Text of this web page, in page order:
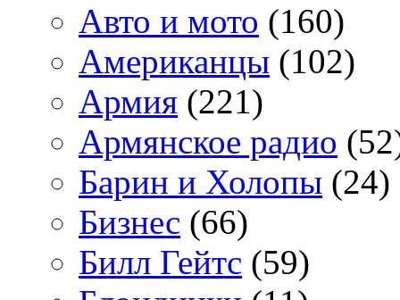
Авто и мото (160)
Американцы (102)
Армия (221)
Армянское радио
Барин и Холопы (24)
Бизнес (66)
Билл Гейтс (59)